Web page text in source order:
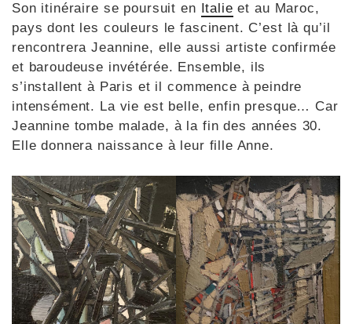
Son itinéraire se poursuit en Italie et au Maroc,
pays dont les couleurs le fascinent. C’est là qu’il
rencontrera Jeannine, elle aussi artiste confirmée
et baroudeuse invétérée. Ensemble, ils
s’installent à Paris et il commence à peindre
intensément. La vie est belle, enfin presque… Car
Jeannine tombe malade, à la fin des années 30.
Elle donnera naissance à leur fille Anne.